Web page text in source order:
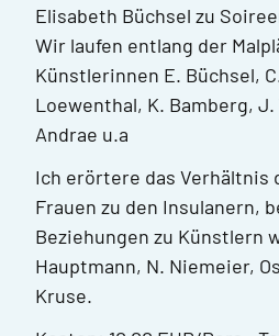
Elisabeth Büchsel zu
Wir laufen entlang der
Künstlerinnen E. Büchsel,
Loewenthal, K. Bamberg,
Andrae u.a
Ich erörtere das Verhältnis
Frauen zu den Insulanern,
Beziehungen zu Künstlern
Hauptmann, N. Niemeier,
Kruse.